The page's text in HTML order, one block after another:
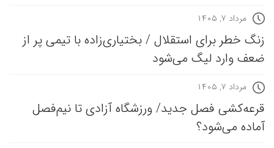
مرداد ۷, ۱۴۰۵
زنگ خطر برای استقلال / بختیاری‌زاده با تیمی پر از
ضعف وارد لیگ می‌شود
مرداد ۷, ۱۴۰۵
قرعه‎‌کشی فصل جدید/ ورزشگاه آزادی تا نیم‌فصل
آماده می‌شود؟